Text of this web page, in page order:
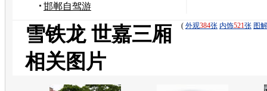
邯郸自驾游
( 外观384张 内饰521张 图解
雪铁龙 世嘉三厢
相关图片